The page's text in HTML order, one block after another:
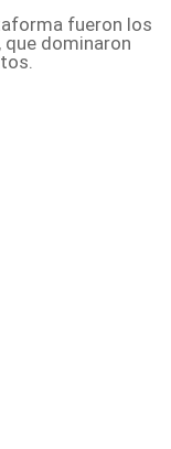
fueron los
dominaron